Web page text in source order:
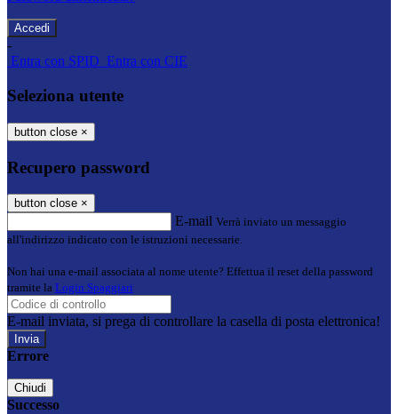
-
Entra con SPID Entra con CIE
Seleziona utente
button close ×
Recupero password
button close ×
E-mail Verrà inviato un messaggio
all'indirizzo indicato con le istruzioni necessarie.
Non hai una e-mail associata al nome utente? Effettua il reset della password
tramite la Login Spaggiari
E-mail inviata, si prega di controllare la casella di posta elettronica!
Errore
Chiudi
Successo